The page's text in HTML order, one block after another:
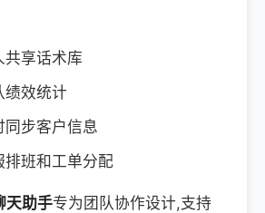
共享话术库
绩效统计
同步客户信息
排班和工单分配
天助手专为团队协作设计,支持